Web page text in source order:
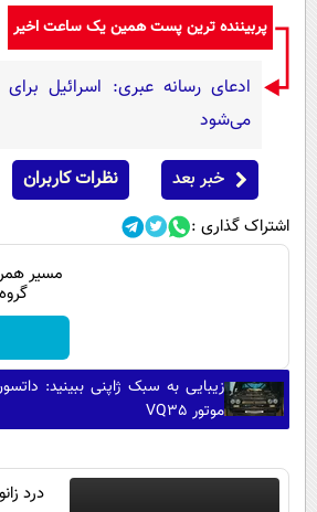
پربیننده ترین پست همین یک ساعت اخیر
ادعای رسانه عبری: اسرائیل
می‌شود
خبر بعد نظرات کاربران
اشتراک گذاری :
مسیر
گروه
موتور VQ35
درد